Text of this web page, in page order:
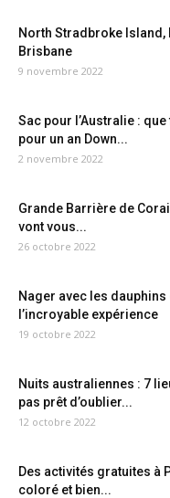
North Stradbroke
Brisbane
9 novembre 2022
Sac pour l’Australie :
pour un an Down...
2 novembre 2022
Grande Barrière de
vont vous...
26 octobre 2022
Nager avec les dauphins
l’incroyable expérience
19 octobre 2022
Nuits australiennes : 7
pas prêt d’oublier...
12 octobre 2022
Des activités gratuites à
coloré et bien...